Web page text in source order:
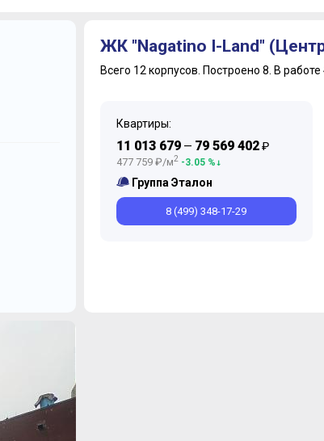
Ноябрь
Май
Ноябрь Июль Март
ЖК "Nagatino I-Land"
Всего 12 корпусов. Построено 8. В работе
Квартиры:
11 013 679— 79 569 402₽
477 759 ₽/м2-3.05 %
Группа Эталон
8 (499) 348-17-29